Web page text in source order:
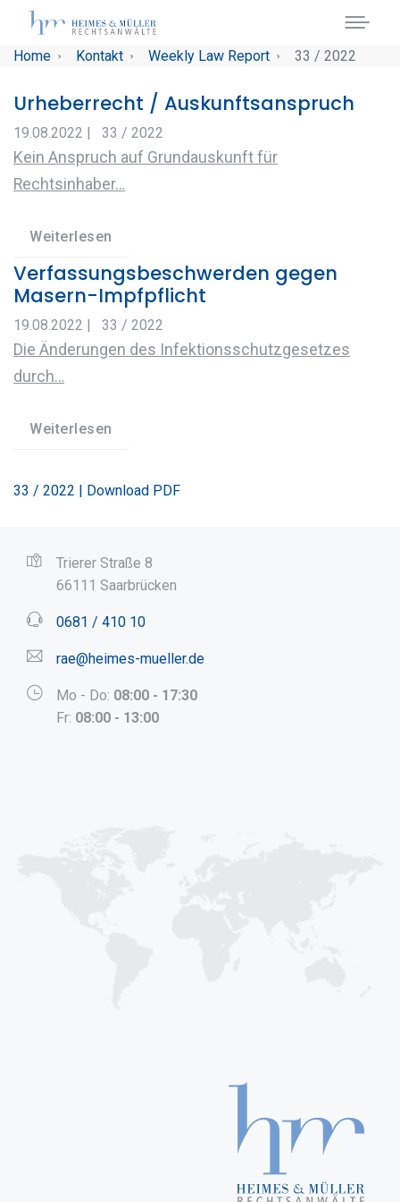
Skip to main navigation
Skip to main content
Skip to page footer
You are here:
Home Kontakt Weekly Law Report 33 / 2022
Urheberrecht / Auskunftsanspruch
19.08.2022 | 33 / 2022
Kein Anspruch auf Grundauskunft für
Rechtsinhaber…
Weiterlesen
Verfassungsbeschwerden gegen
Masern-Impfpflicht
19.08.2022 | 33 / 2022
Die Änderungen des Infektionsschutzgesetzes
durch…
Weiterlesen
33 / 2022 | Download PDF
Trierer Straße 8
66111 Saarbrücken
0681 / 410 10
rae@heimes-mueller.de
Mo - Do: 08:00 - 17:30
Fr: 08:00 - 13:00